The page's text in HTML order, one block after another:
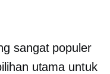
sangat populer
utama untuk